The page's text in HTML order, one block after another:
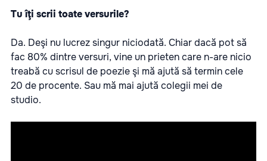
Tu îţi scrii toate versurile?
Da. Deşi nu lucrez singur niciodată. Chiar dacă pot să
fac 80% dintre versuri, vine un prieten care n-are nicio
treabă cu scrisul de poezie şi mă ajută să termin cele
20 de procente. Sau mă mai ajută colegii mei de
studio.